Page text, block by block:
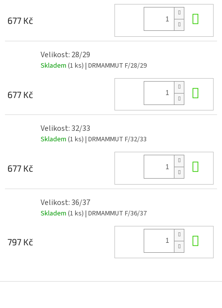
677 Kč
Velikost: 28/29
Skladem (1 ks) | DRMAMMUT F/28/29
677 Kč
Velikost: 32/33
Skladem (1 ks) | DRMAMMUT F/32/33
677 Kč
Velikost: 36/37
Skladem (1 ks) | DRMAMMUT F/36/37
797 Kč